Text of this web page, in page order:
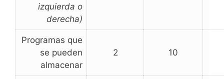
izquierda o
derecha)
Programas que
se pueden
almacenar
2 ­10